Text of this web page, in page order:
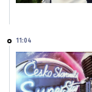
11:04